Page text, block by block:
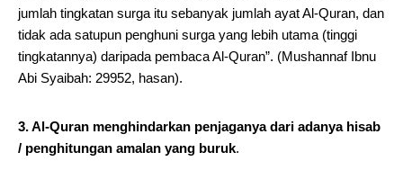
jumlah tingkatan surga itu sebanyak jumlah ayat Al-Quran, dan
tidak ada satupun penghuni surga yang lebih utama (tinggi
tingkatannya) daripada pembaca Al-Quran”. (Mushannaf Ibnu
Abi Syaibah: 29952, hasan).
3. Al-Quran menghindarkan penjaganya dari adanya hisab
/ penghitungan amalan yang buruk.